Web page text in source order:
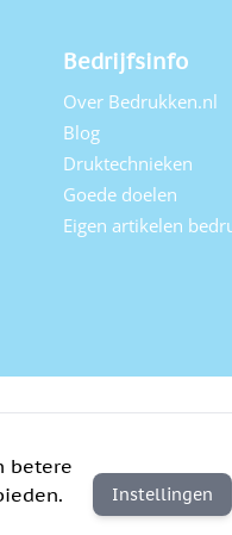
Bedrijfsinfo
Over Bedrukken.nl
Blog
Druktechnieken
Goede doelen
Eigen artikelen
betere
Instellingen